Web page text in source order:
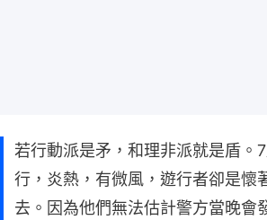
若行動派是矛，和理非派就是盾。
行，炎熱，有微風，遊行者卻是懷
去。因為他們無法估計警方當晚會